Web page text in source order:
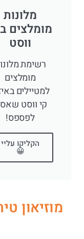
מלונות
מומלצים
ווסט
רשימת
מומלצים
למטיילים
קי ווסט
לפספס!
הקליקו עליי
😀